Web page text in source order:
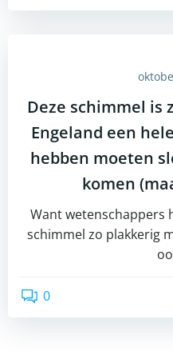
Deze schimmel is
Engeland een
hebben moeten
komen
Want wetenschappers
schimmel zo plakkerig
0